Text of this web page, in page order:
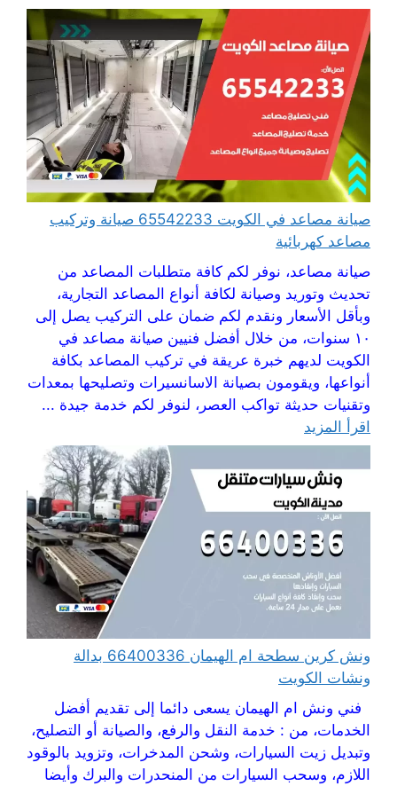
صيانة مصاعد في الكويت 65542233 صيانة وتركيب
مصاعد كهربائية
صيانة مصاعد، نوفر لكم كافة متطلبات المصاعد من
تحديث وتوريد وصيانة لكافة أنواع المصاعد التجارية،
وبأقل الأسعار ونقدم لكم ضمان على التركيب يصل إلى
١٠ سنوات، من خلال أفضل فنيين صيانة مصاعد في
الكويت لديهم خبرة عريقة في تركيب المصاعد بكافة
أنواعها، ويقومون بصيانة الاسانسيرات وتصليحها بمعدات
وتقنيات حديثة تواكب العصر، لنوفر لكم خدمة جيدة ...
اقرأ المزيد
ونش كرين سطحة ام الهيمان 66400336 بدالة
ونشات الكويت
فني ونش ام الهيمان يسعى دائما إلى تقديم أفضل
الخدمات، من : خدمة النقل والرفع، والصيانة أو التصليح،
وتبديل زيت السيارات، وشحن المدخرات، وتزويد بالوقود
اللازم، وسحب السيارات من المنحدرات والبرك وأيضا